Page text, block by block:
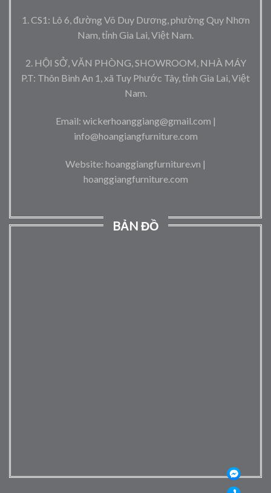
1. CS1: Lô 6, đường Võ Duy Dương, phường Quy Nhơn
Nam, tỉnh Gia Lai, Việt Nam.
2. HỘI SỞ, VĂN PHÒNG, SHOWROOM, NHÀ MÁY
P.T: Thôn Bình An 1, xã Tuy Phước Tây, tỉnh Gia Lai, Việt
Nam.
Email: wickerhoanggiang@gmail.com |
info@hoangiangfurniture.com
Website: hoanggiangfurniture.vn |
hoanggiangfurniture.com
BẢN ĐỒ